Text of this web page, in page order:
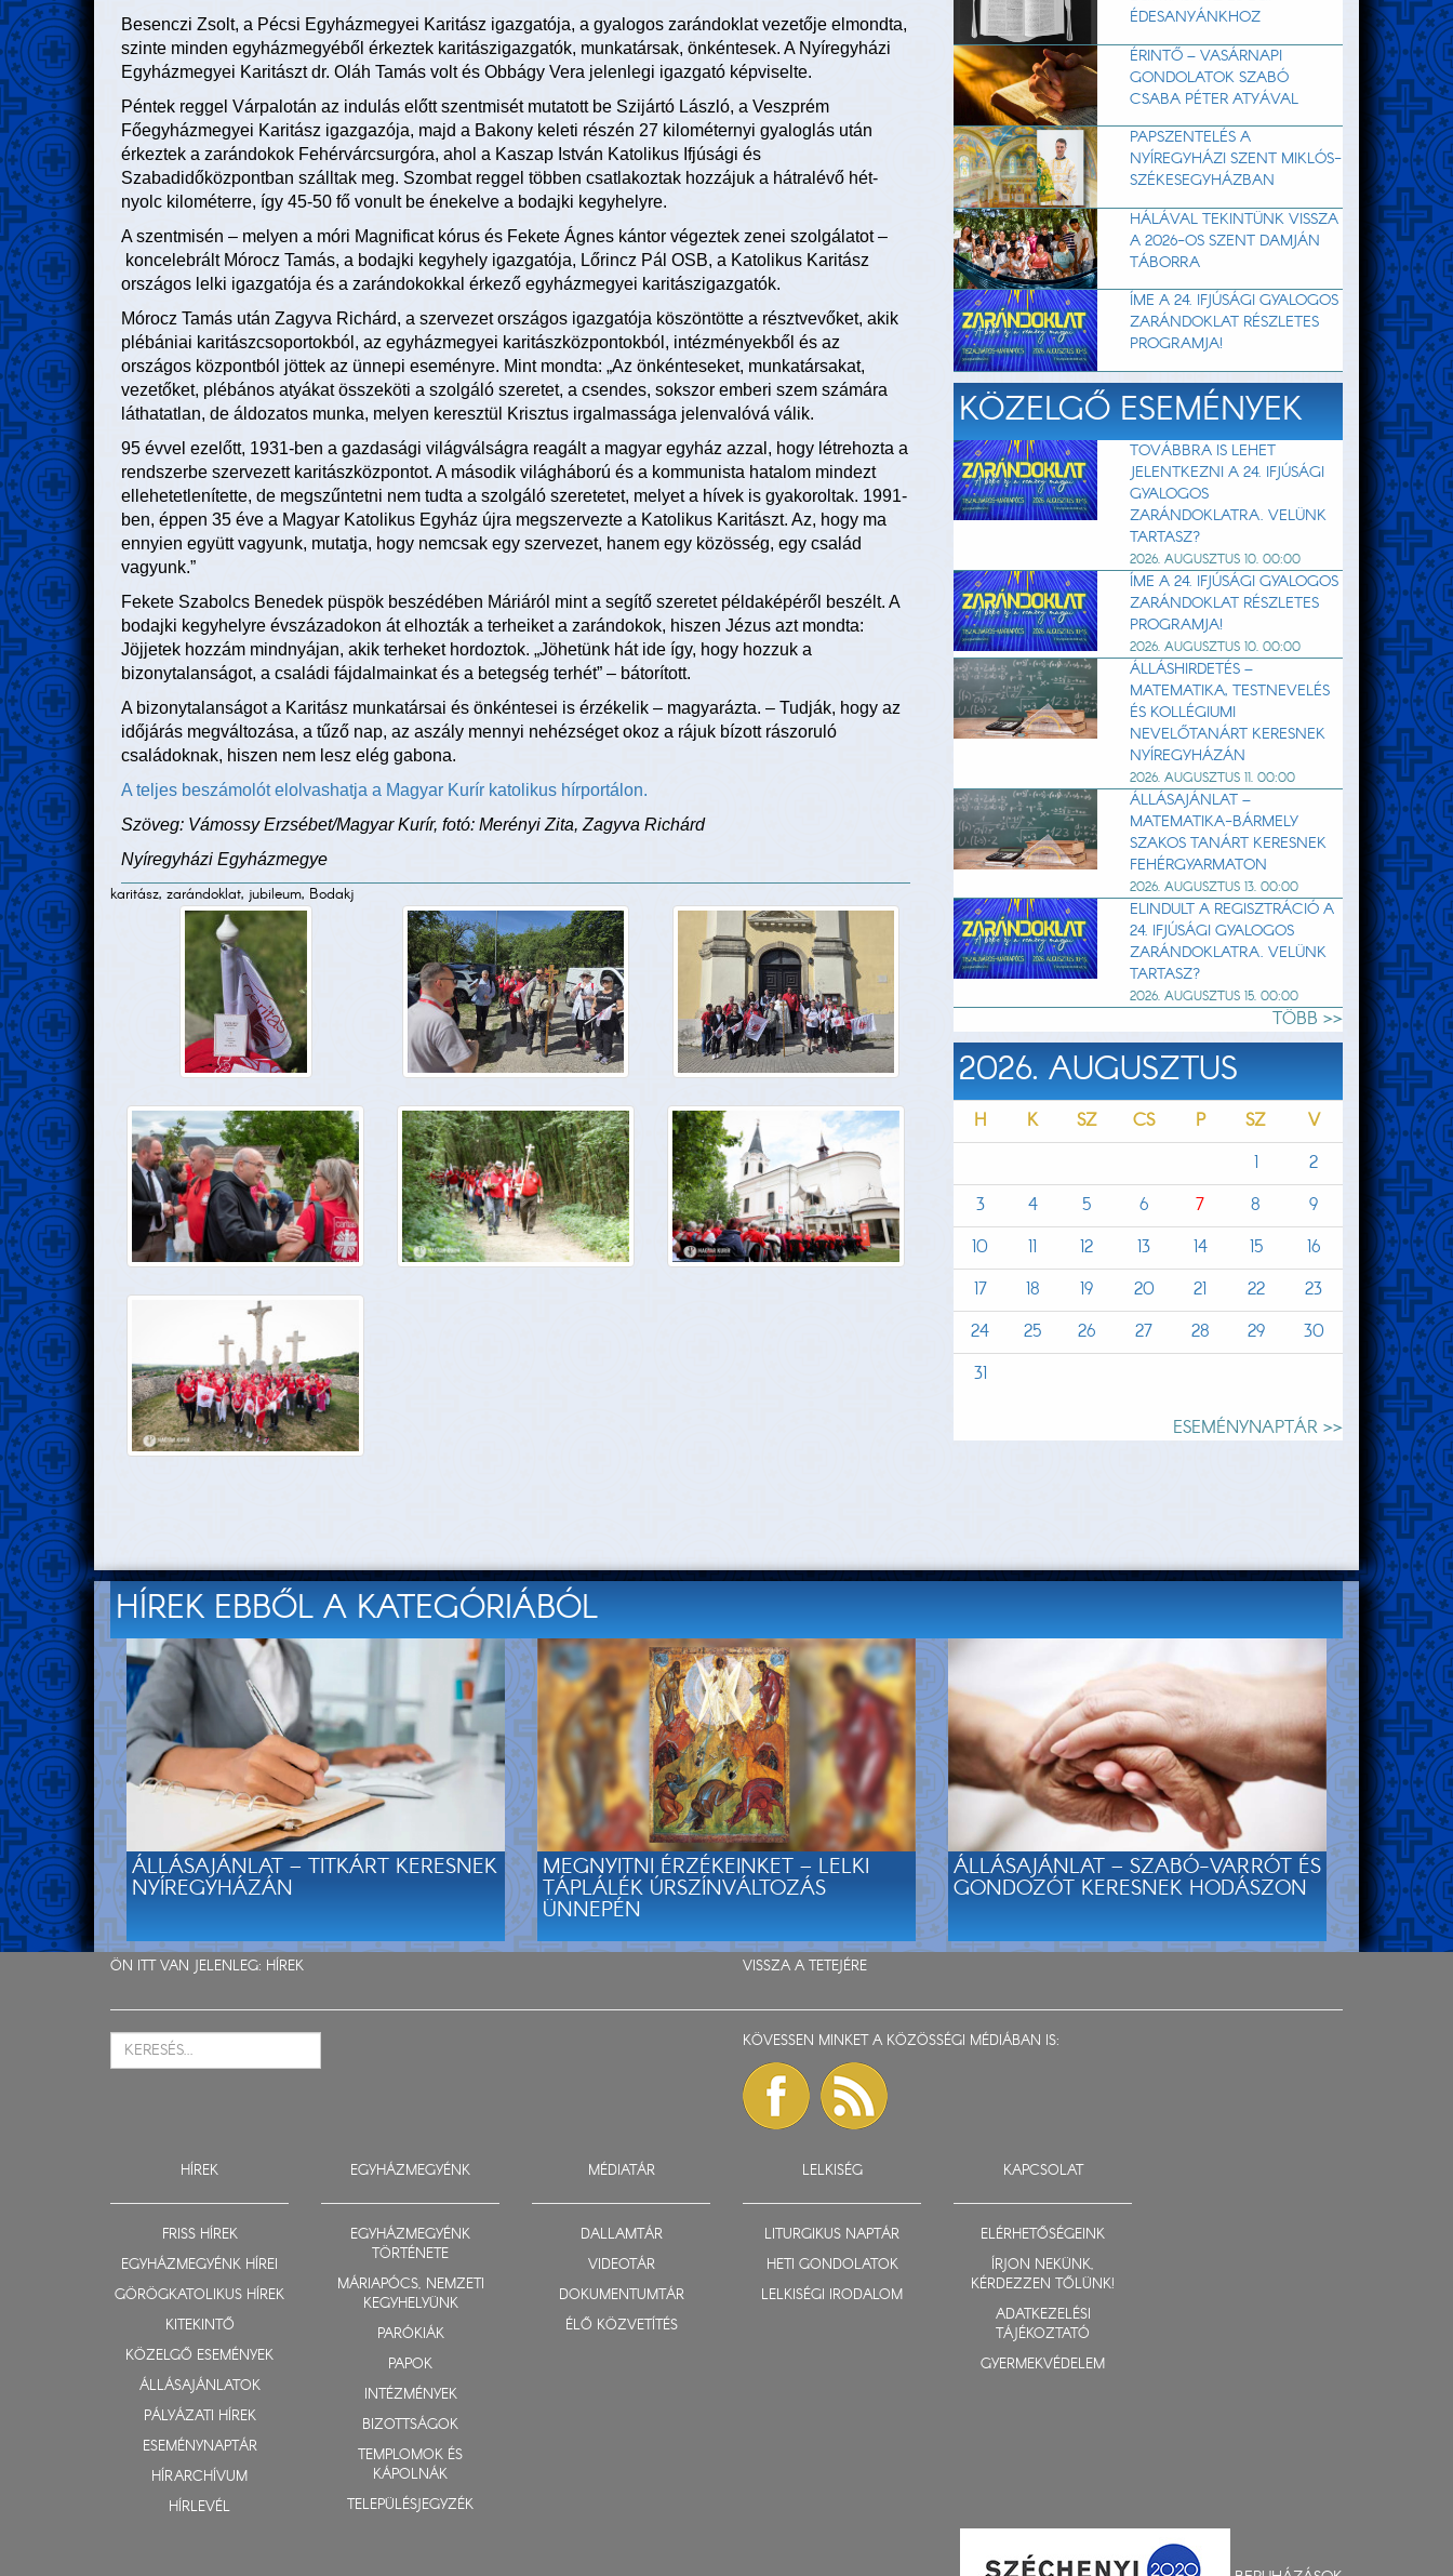
Besenczi Zsolt, a Pécsi Egyházmegyei Karitász igazgatója, a gyalogos zarándoklat vezetője elmondta,
szinte minden egyházmegyéből érkeztek karitászigazgatók, munkatársak, önkéntesek. A Nyíregyházi
Egyházmegyei Karitászt dr. Oláh Tamás volt és Obbágy Vera jelenlegi igazgató képviselte.
Péntek reggel Várpalotán az indulás előtt szentmisét mutatott be Szijártó László, a Veszprém
Főegyházmegyei Karitász igazgazója, majd a Bakony keleti részén 27 kilométernyi gyaloglás után
érkeztek a zarándokok Fehérvárcsurgóra, ahol a Kaszap István Katolikus Ifjúsági és
Szabadidőközpontban szálltak meg. Szombat reggel többen csatlakoztak hozzájuk a hátralévő hét-
nyolc kilométerre, így 45-50 fő vonult be énekelve a bodajki kegyhelyre.
A szentmisén – melyen a móri Magnificat kórus és Fekete Ágnes kántor végeztek zenei szolgálatot –
koncelebrált Mórocz Tamás, a bodajki kegyhely igazgatója, Lőrincz Pál OSB, a Katolikus Karitász
országos lelki igazgatója és a zarándokokkal érkező egyházmegyei karitászigazgatók.
Mórocz Tamás után Zagyva Richárd, a szervezet országos igazgatója köszöntötte a résztvevőket, akik
plébániai karitászcsoportokból, az egyházmegyei karitászközpontokból, intézményekből és az
országos központból jöttek az ünnepi eseményre. Mint mondta: „Az önkénteseket, munkatársakat,
vezetőket, plébános atyákat összeköti a szolgáló szeretet, a csendes, sokszor emberi szem számára
láthatatlan, de áldozatos munka, melyen keresztül Krisztus irgalmassága jelenvalóvá válik.
95 évvel ezelőtt, 1931-ben a gazdasági világválságra reagált a magyar egyház azzal, hogy létrehozta a
rendszerbe szervezett karitászközpontot. A második világháború és a kommunista hatalom mindezt
ellehetetlenítette, de megszűntetni nem tudta a szolgáló szeretetet, melyet a hívek is gyakoroltak. 1991-
ben, éppen 35 éve a Magyar Katolikus Egyház újra megszervezte a Katolikus Karitászt. Az, hogy ma
ennyien együtt vagyunk, mutatja, hogy nemcsak egy szervezet, hanem egy közösség, egy család
vagyunk.”
Fekete Szabolcs Benedek püspök beszédében Máriáról mint a segítő szeretet példaképéről beszélt. A
bodajki kegyhelyre évszázadokon át elhozták a terheiket a zarándokok, hiszen Jézus azt mondta:
Jöjjetek hozzám mindnyájan, akik terheket hordoztok. „Jöhetünk hát ide így, hogy hozzuk a
bizonytalanságot, a családi fájdalmainkat és a betegség terhét” – bátorított.
A bizonytalanságot a Karitász munkatársai és önkéntesei is érzékelik – magyarázta. – Tudják, hogy az
időjárás megváltozása, a tűző nap, az aszály mennyi nehézséget okoz a rájuk bízott rászoruló
családoknak, hiszen nem lesz elég gabona.
A teljes beszámolót elolvashatja a Magyar Kurír katolikus hírportálon.
Szöveg: Vámossy Erzsébet/Magyar Kurír, fotó: Merényi Zita, Zagyva Richárd
Nyíregyházi Egyházmegye
karitász, zarándoklat, jubileum, Bodakj
ÉDESANYÁNKHOZ
ÉRINTŐ – VASÁRNAPI
GONDOLATOK SZABÓ
CSABA PÉTER ATYÁVAL
PAPSZENTELÉS A
NYÍREGYHÁZI SZENT MIKLÓS-
SZÉKESEGYHÁZBAN
HÁLÁVAL TEKINTÜNK VISSZA
A 2026-OS SZENT DAMJÁN
TÁBORRA
ÍME A 24. IFJÚSÁGI GYALOGOS
ZARÁNDOKLAT RÉSZLETES
PROGRAMJA!
KÖZELGŐ ESEMÉNYEK
TOVÁBBRA IS LEHET
JELENTKEZNI A 24. IFJÚSÁGI
GYALOGOS
ZARÁNDOKLATRA. VELÜNK
TARTASZ?
2026. AUGUSZTUS 10. 00:00
ÍME A 24. IFJÚSÁGI GYALOGOS
ZARÁNDOKLAT RÉSZLETES
PROGRAMJA!
2026. AUGUSZTUS 10. 00:00
ÁLLÁSHIRDETÉS –
MATEMATIKA, TESTNEVELÉS
ÉS KOLLÉGIUMI
NEVELŐTANÁRT KERESNEK
NYÍREGYHÁZÁN
2026. AUGUSZTUS 11. 00:00
ÁLLÁSAJÁNLAT –
MATEMATIKA-BÁRMELY
SZAKOS TANÁRT KERESNEK
FEHÉRGYARMATON
2026. AUGUSZTUS 13. 00:00
ELINDULT A REGISZTRÁCIÓ A
24. IFJÚSÁGI GYALOGOS
ZARÁNDOKLATRA. VELÜNK
TARTASZ?
2026. AUGUSZTUS 15. 00:00
TÖBB >>
2026. AUGUSZTUS
H K SZ CS P SZ
V
1
2
3
4 5 6 7 8
9
10
11 12 13 14 15
16
17
18 19 20 21 22
23
24
25 26 27 28 29
30
31
ESEMÉNYNAPTÁR >>
HÍREK EBBŐL A KATEGÓRIÁBÓL
ÁLLÁSAJÁNLAT – TITKÁRT KERESNEK
NYÍREGYHÁZÁN
MEGNYITNI ÉRZÉKEINKET – LELKI
TÁPLÁLÉK ÚRSZÍNVÁLTOZÁS
ÜNNEPÉN
ÁLLÁSAJÁNLAT – SZABÓ-VARRÓT ÉS
GONDOZÓT KERESNEK HODÁSZON
ÖN ITT VAN JELENLEG: HÍREK VISSZA A TETEJÉRE
KÖVESSEN MINKET A KÖZÖSSÉGI MÉDIÁBAN IS:
HÍREK
FRISS HÍREK
EGYHÁZMEGYÉNK HÍREI
GÖRÖGKATOLIKUS HÍREK
KITEKINTŐ
KÖZELGŐ ESEMÉNYEK
ÁLLÁSAJÁNLATOK
PÁLYÁZATI HÍREK
ESEMÉNYNAPTÁR
HÍRARCHÍVUM
HÍRLEVÉL
EGYHÁZMEGYÉNK
EGYHÁZMEGYÉNK
TÖRTÉNETE
MÁRIAPÓCS, NEMZETI
KEGYHELYÜNK
PARÓKIÁK
PAPOK
INTÉZMÉNYEK
BIZOTTSÁGOK
TEMPLOMOK ÉS
KÁPOLNÁK
TELEPÜLÉSJEGYZÉK
MÉDIATÁR
DALLAMTÁR
VIDEOTÁR
DOKUMENTUMTÁR
ÉLŐ KÖZVETÍTÉS
LELKISÉG
LITURGIKUS NAPTÁR
HETI GONDOLATOK
LELKISÉGI IRODALOM
KAPCSOLAT
ELÉRHETŐSÉGEINK
ÍRJON NEKÜNK,
KÉRDEZZEN TŐLÜNK!
ADATKEZELÉSI
TÁJÉKOZTATÓ
GYERMEKVÉDELEM